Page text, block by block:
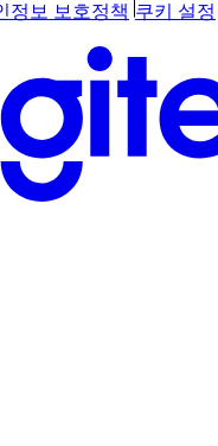
정보 보호정책 쿠키 설정